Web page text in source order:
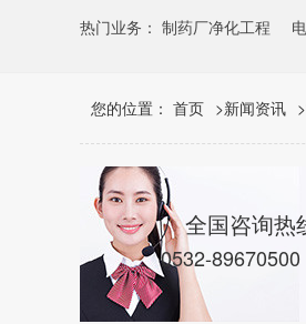
热门业务： 制药厂净化工程
您的位置： 首页 >新闻资讯 >
全国咨询热
0532-89670500